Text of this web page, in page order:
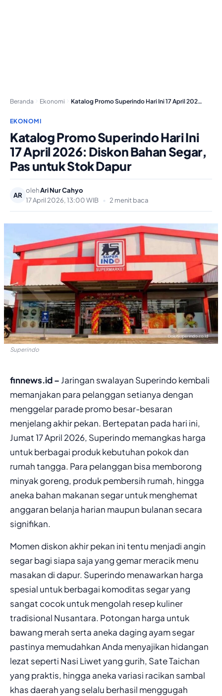
Beranda Ekonomi Katalog Promo Superindo Hari Ini 17 April 2026:…
EKONOMI
Katalog Promo Superindo Hari Ini
17 April 2026: Diskon Bahan Segar,
Pas untuk Stok Dapur
AR
olehAri Nur Cahyo
17 April 2026, 13:00 WIB
• 2 menit baca
Superindo
finnews.id – Jaringan swalayan Superindo kembali
memanjakan para pelanggan setianya dengan
menggelar parade promo besar-besaran
menjelang akhir pekan. Bertepatan pada hari ini,
Jumat 17 April 2026, Superindo memangkas harga
untuk berbagai produk kebutuhan pokok dan
rumah tangga. Para pelanggan bisa memborong
minyak goreng, produk pembersih rumah, hingga
aneka bahan makanan segar untuk menghemat
anggaran belanja harian maupun bulanan secara
signifikan.
Momen diskon akhir pekan ini tentu menjadi angin
segar bagi siapa saja yang gemar meracik menu
masakan di dapur. Superindo menawarkan harga
spesial untuk berbagai komoditas segar yang
sangat cocok untuk mengolah resep kuliner
tradisional Nusantara. Potongan harga untuk
bawang merah serta aneka daging ayam segar
pastinya memudahkan Anda menyajikan hidangan
lezat seperti Nasi Liwet yang gurih, Sate Taichan
yang praktis, hingga aneka variasi racikan sambal
khas daerah yang selalu berhasil menggugah